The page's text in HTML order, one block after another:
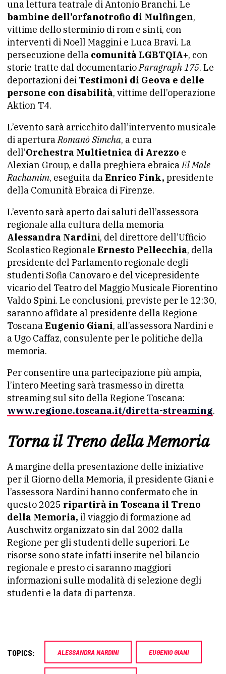
una lettura teatrale di Antonio Branchi. Le
bambine dell’orfanotrofio di Mulfingen,
vittime dello sterminio di rom e sinti, con
interventi di Noell Maggini e Luca Bravi. La
persecuzione della comunità LGBTQIA+, con
storie tratte dal documentarioParagraph 175. Le
deportazioni dei Testimoni di Geova e delle
persone con disabilità, vittime dell’operazione
Aktion T4.
L’evento sarà arricchito dall’intervento musicale
di aperturaRomanò Simcha, a cura
dell’Orchestra Multietnica di Arezzo e
Alexian Group, e dalla preghiera ebraicaEl Male
Rachamim, eseguita daEnrico Fink, presidente
della Comunità Ebraica di Firenze.
L’evento sarà aperto dai saluti dell’assessora
regionale alla cultura della memoria
Alessandra Nardini, del direttore dell’Ufficio
Scolastico Regionale Ernesto Pellecchia, della
presidente del Parlamento regionale degli
studenti Sofia Canovaro e del vicepresidente
vicario del Teatro del Maggio Musicale Fiorentino
Valdo Spini. Le conclusioni, previste per le 12:30,
saranno affidate al presidente della Regione
ToscanaEugenio Giani, all’assessora Nardini e
a Ugo Caffaz, consulente per le politiche della
memoria.
Per consentire una partecipazione più ampia,
l’intero Meeting sarà trasmesso in diretta
streaming sul sito della Regione Toscana:
www.regione.toscana.it/diretta-streaming.
Torna il Treno della Memoria
A margine della presentazione delle iniziative
per il Giorno della Memoria, il presidente Giani e
l’assessora Nardini hanno confermato che in
questo 2025 ripartirà in Toscana il Treno
della Memoria, il viaggio di formazione ad
Auschwitz organizzato sin dal 2002 dalla
Regione per gli studenti delle superiori. Le
risorse sono state infatti inserite nel bilancio
regionale e presto ci saranno maggiori
informazioni sulle modalità di selezione degli
studenti e la data di partenza.
TOPICS: ALESSANDRA NARDINI EUGENIO GIANI